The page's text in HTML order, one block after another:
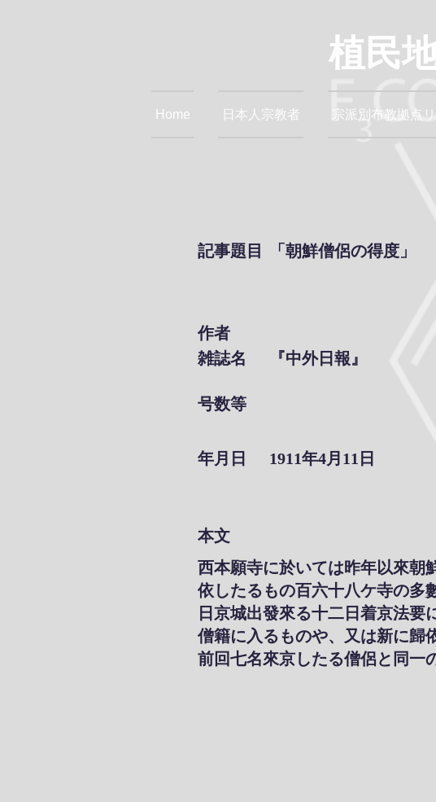
植民
Home 日本人宗教者 宗派別布教拠点
記事題目 「朝鮮僧侶の得度」
作者
雑誌名
『中外日報』
号数等
年月日 1911年4月11日
本文
西本願寺に於いては昨年以來朝
依したるもの百六十八ケ寺の多
日京城出發來る十二日着京法
僧籍に入るものや、又は新に歸
前回七名來京したる僧侶と同一